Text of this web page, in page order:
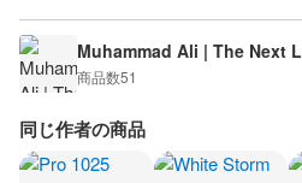
Muhammad Ali | The Next
商品数51
同じ作者の商品